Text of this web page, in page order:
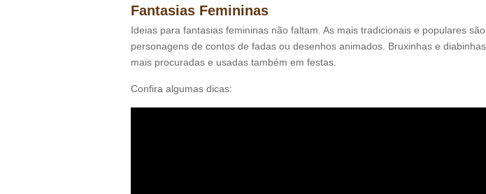
Fantasias Femininas
Ideias para fantasias femininas não faltam. As mais tradicionais e populares
personagens de contos de fadas ou desenhos animados. Bruxinhas e
mais procuradas e usadas também em festas.
Confira algumas dicas: